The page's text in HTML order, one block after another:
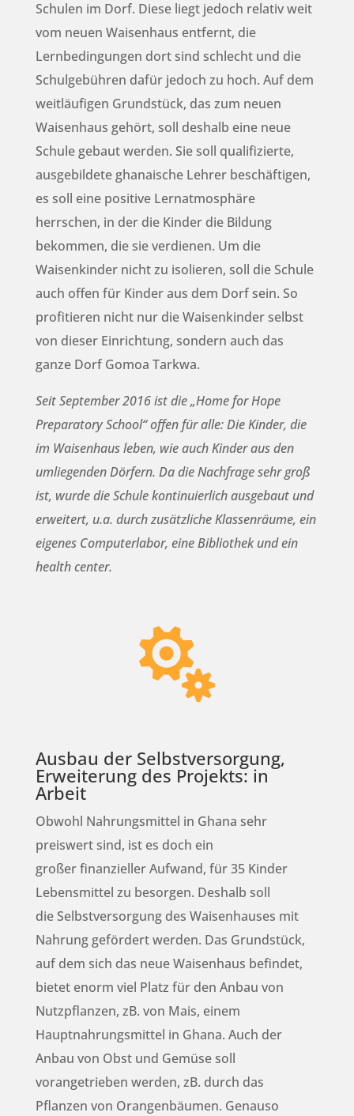
Schulen im Dorf. Diese liegt jedoch relativ weit
vom neuen Waisenhaus entfernt, die
Lernbedingungen dort sind schlecht und die
Schulgebühren dafür jedoch zu hoch. Auf dem
weitläufigen Grundstück, das zum neuen
Waisenhaus gehört, soll deshalb eine neue
Schule gebaut werden. Sie soll qualifizierte,
ausgebildete ghanaische Lehrer beschäftigen,
es soll eine positive Lernatmosphäre
herrschen, in der die Kinder die Bildung
bekommen, die sie verdienen. Um die
Waisenkinder nicht zu isolieren, soll die Schule
auch offen für Kinder aus dem Dorf sein. So
profitieren nicht nur die Waisenkinder selbst
von dieser Einrichtung, sondern auch das
ganze Dorf Gomoa Tarkwa.
Seit September 2016 ist die „Home for Hope
Preparatory School“ offen für alle: Die Kinder, die
im Waisenhaus leben, wie auch Kinder aus den
umliegenden Dörfern. Da die Nachfrage sehr groß
ist, wurde die Schule kontinuierlich ausgebaut und
erweitert, u.a. durch zusätzliche Klassenräume, ein
eigenes Computerlabor, eine Bibliothek und ein
health center.

Ausbau der Selbstversorgung,
Erweiterung des Projekts: in
Arbeit
Obwohl Nahrungsmittel in Ghana sehr
preiswert sind, ist es doch ein
großer finanzieller Aufwand, für 35 Kinder
Lebensmittel zu besorgen. Deshalb soll
die Selbstversorgung des Waisenhauses mit
Nahrung gefördert werden. Das Grundstück,
auf dem sich das neue Waisenhaus befindet,
bietet enorm viel Platz für den Anbau von
Nutzpflanzen, zB. von Mais, einem
Hauptnahrungsmittel in Ghana. Auch der
Anbau von Obst und Gemüse soll
vorangetrieben werden, zB. durch das
Pflanzen von Orangenbäumen. Genauso